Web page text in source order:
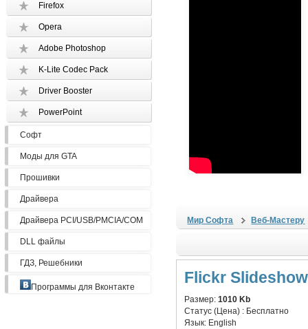
Firefox
Opera
Adobe Photoshop
K-Lite Codec Pack
Driver Booster
PowerPoint
Софт
Моды для GTA
Прошивки
Драйвера
Драйвера PCI/USB/PMCIA/COM
DLL файлы
ГДЗ, Решебники
Программы для Вконтакте
Мир Софта Веб-Мастеру
Flickr
Размер:1010 Kb
Статус (Цена) : Бесплатно
Язык: English